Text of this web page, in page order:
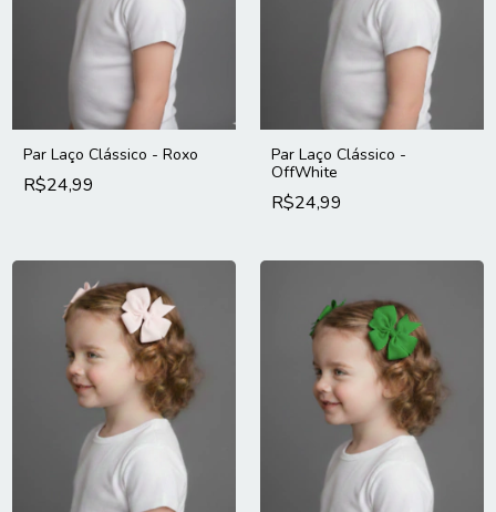
Par Laço Clássico - Roxo
R$24,99
Par Laço Clássico -
OffWhite
R$24,99